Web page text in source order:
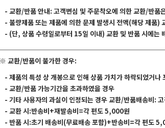
- 교환/반품 안내: 고객변심 및 주문착오에 의한 교환/반품
- 불량제품 또는 제품에 의한 문제 발생시 전액(해당 제품)
- (단, 상품 수령일로부터 15일 이내) 교환 및 반품 시에는
※ 교환/반품이 불가한 경우:
- 제품의 특성 상 개봉으로 인해 상품 가치가 하락되었거
- 교환/반품 가능기간을 초과하였을 경우
- 기타 사용자의 과실이 인정되는 경우 교환/반품배송비:
- 교환 시:반송비+재발송비=각 편도 5,000원
- 반품 시:초기 배송비(무료배송 포함)+반송비=각 편도